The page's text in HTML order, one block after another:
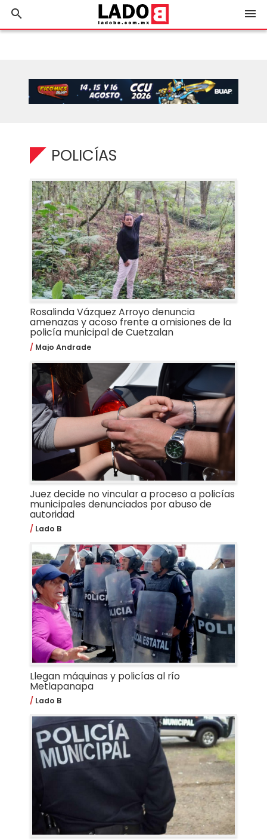
search menu
POLICÍAS
Rosalinda Vázquez Arroyo denuncia
amenazas y acoso frente a omisiones de la
policía municipal de Cuetzalan
Majo Andrade
Juez decide no vincular a proceso a policías
municipales denunciados por abuso de
autoridad
Lado B
Llegan máquinas y policías al río
Metlapanapa
Lado B